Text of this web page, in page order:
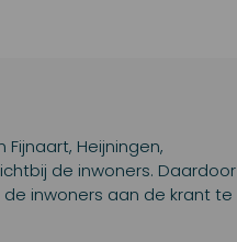
Fijnaart, Heijningen,
de inwoners. Daardoor
de inwoners aan de krant te